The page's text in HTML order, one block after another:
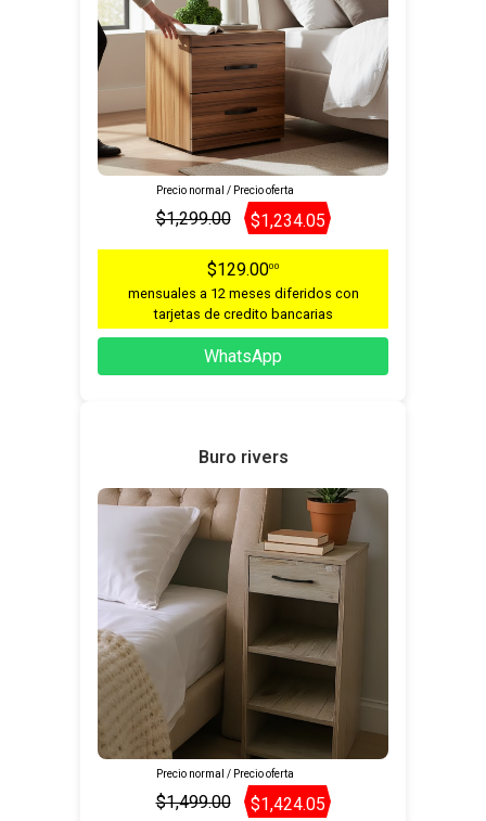
Precio normal / Precio oferta
$1,299.00 $1,234.05
$129.0000
mensuales a 12 meses diferidos con
tarjetas de credito bancarias
WhatsApp
Buro rivers
Precio normal / Precio oferta
$1,499.00 $1,424.05